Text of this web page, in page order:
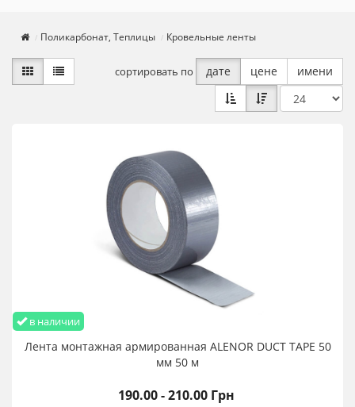
Поликарбонат, Теплицы Кровельные ленты
сортировать по дате цене имени
в наличии
Лента монтажная армированная ALENOR DUCT TAPE 50
мм 50 м
190.00 - 210.00 Грн